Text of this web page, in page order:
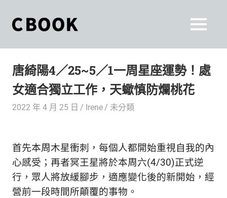
content
和
你
一
活
出
自
World.」
是
近
你/
妳
生
活
MENU
唐綺陽4／25~5／1一周星座運勢！處
女適合獨立工作，天蠍慎防爛桃花
2022 年 4 月 25 日 Irene 未分類
首先本周木星衝刺，每個人都開始重視自我的內
心感受；再者冥王星將於本周六(4/30)正式逆
行，眾人將放緩腳步，適應變化後的新開始，經
營前一段時間所顛覆的事物。